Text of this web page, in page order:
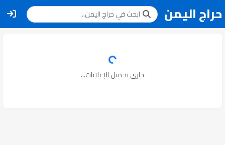
حراج اليمن
جاري تحميل الإعلانات...